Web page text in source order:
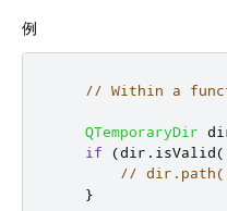
例
// Within a
QTemporaryDir
if
(dir . isValid
//
}